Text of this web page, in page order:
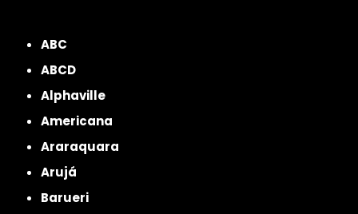
ABC
ABCD
Alphaville
Americana
Araraquara
Arujá
Barueri